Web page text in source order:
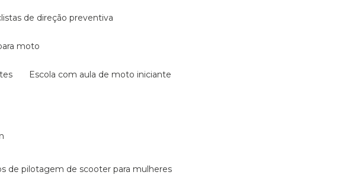
de direção preventiva
moto
escola com aula de moto iniciante
de pilotagem de scooter para mulheres